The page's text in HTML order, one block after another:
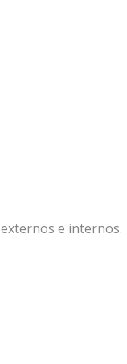
e internos.